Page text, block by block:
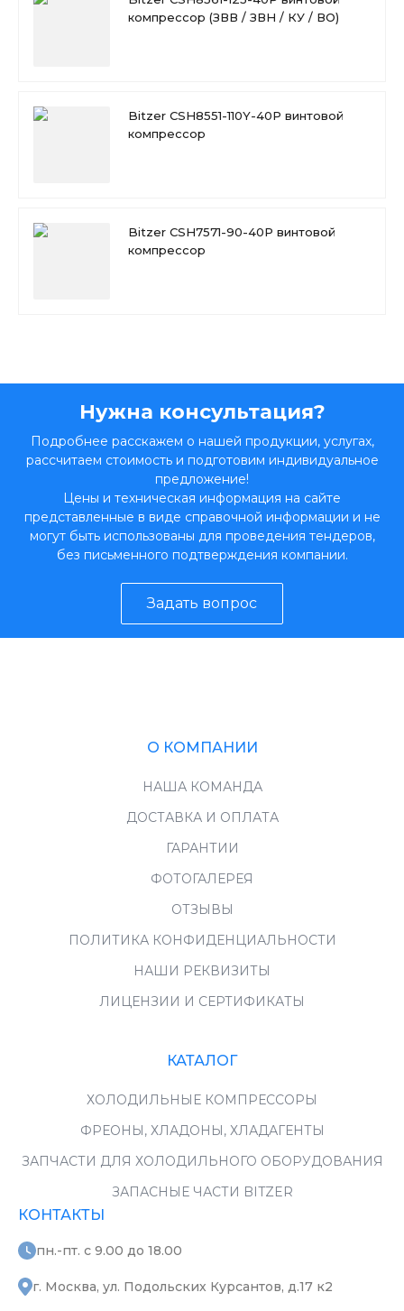
компрессор (ЗВВ / ЗВН / КУ / ВО)
Bitzer CSH8551-110Y-40P винтовой
компрессор
Bitzer CSH7571-90-40P винтовой
компрессор
Нужна консультация?
Подробнее расскажем о нашей продукции, услугах,
рассчитаем стоимость и подготовим индивидуальное
предложение!
Цены и техническая информация на сайте
представленные в виде справочной информации и не
могут быть использованы для проведения тендеров,
без письменного подтверждения компании.
Задать вопрос
О КОМПАНИИ
НАША КОМАНДА
ДОСТАВКА И ОПЛАТА
ГАРАНТИИ
ФОТОГАЛЕРЕЯ
ОТЗЫВЫ
ПОЛИТИКА КОНФИДЕНЦИАЛЬНОСТИ
НАШИ РЕКВИЗИТЫ
ЛИЦЕНЗИИ И СЕРТИФИКАТЫ
КАТАЛОГ
ХОЛОДИЛЬНЫЕ КОМПРЕССОРЫ
ФРЕОНЫ, ХЛАДОНЫ, ХЛАДАГЕНТЫ
ЗАПЧАСТИ ДЛЯ ХОЛОДИЛЬНОГО ОБОРУДОВАНИЯ
ЗАПАСНЫЕ ЧАСТИ BITZER
КОНТАКТЫ
пн.-пт. с 9.00 до 18.00
г. Москва, ул. Подольских Курсантов, д.17 к2